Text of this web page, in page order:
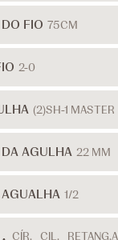
FIO 75CM
2-0
(2)SH-1 MASTER
AGULHA 22 MM
1/2
CÍR. CIL.